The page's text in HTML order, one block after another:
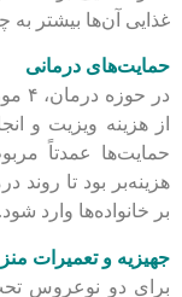
غذایی آن‌ها بیشتر
حمایت‌های درمانی
در
از هزینه ویزیت و
حمایت‌ها عمدتاً
هزینه‌بر بود تا
بر خانواده‌ها وارد شود.
جهیزیه و تعمیرات